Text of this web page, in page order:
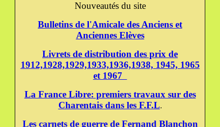
Nouveautés du site
Bulletins de l'Amicale des Anciens et
Anciennes Elèves
Livrets de distribution des prix de
1912,1928,1929,1933,1936,1938, 1945, 1965
et 1967
La France Libre: premiers travaux sur des
Charentais dans les F.F.L.
Les carnets de guerre de Fernand Blanchon